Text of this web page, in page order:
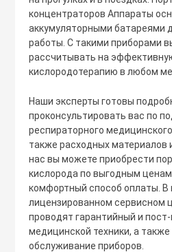
концентраторов Аппараты
аккумуляторными батареями
работы. С такими приборами
рассчитывать на
кислородотерапию в любом
Наши эксперты готовы
проконсультировать вас по
респираторного
также расходных материалов
нас вы можете приобрести
кислорода по выгодным
комфортный способ оплаты.
лицензированном сервисном
проводят гарантийный и
медицинской техники, а
обслуживание приборов.